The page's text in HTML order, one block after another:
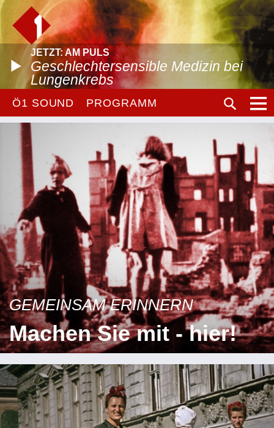
JETZT: AM PULS
Geschlechtersensible Medizin bei
Lungenkrebs
Ö1 SOUND PROGRAMM
GEMEINSAM ERINNERN
Machen Sie mit - hier!